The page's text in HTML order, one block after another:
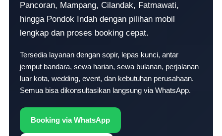
Pancoran, Mampang, Cilandak, Fatmawati,
hingga Pondok Indah dengan pilihan mobil
lengkap dan proses booking cepat.
Tersedia layanan dengan sopir, lepas kunci, antar
jemput bandara, sewa harian, sewa bulanan, perjalanan
luar kota, wedding, event, dan kebutuhan perusahaan.
Semua bisa dikonsultasikan langsung via WhatsApp.
Booking via WhatsApp